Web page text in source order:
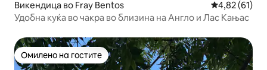
Викендица во Fray Bentos Просечна
4,82 (61)
Удобна куќа во чакра во близина на Англо и Лас Кањас
Омилено на гостите
Омилено на гостите